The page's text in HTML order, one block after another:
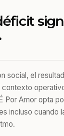
social, el
Por Amor opta
incluso cuando